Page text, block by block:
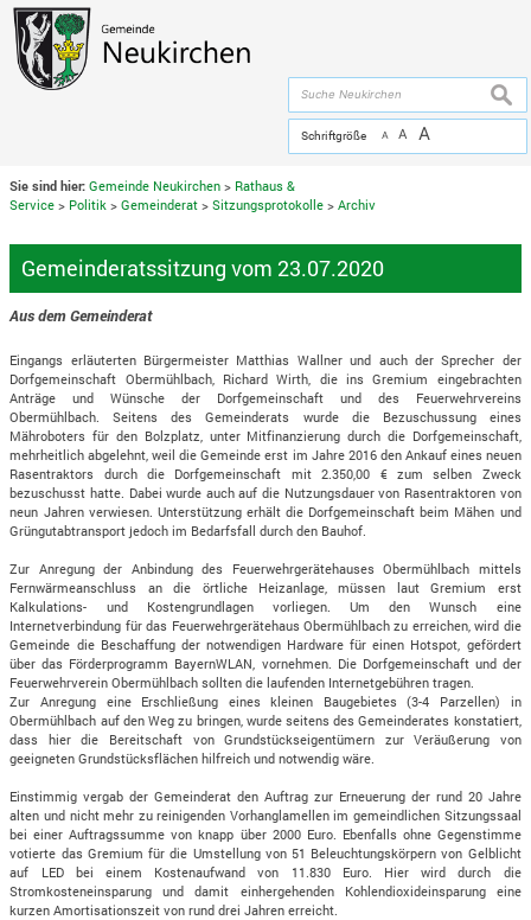
Zum Inhalt,zur Navigation
Schriftgröße A A A
Sie sind hier: Gemeinde Neukirchen > Rathaus &
Service > Politik >Gemeinderat >Sitzungsprotokolle >Archiv
Gemeinderatssitzung vom 23.07.2020
Aus dem Gemeinderat
Eingangs erläuterten Bürgermeister Matthias Wallner und auch der Sprecher der
Dorfgemeinschaft Obermühlbach, Richard Wirth, die ins Gremium eingebrachten
Anträge und Wünsche der Dorfgemeinschaft und des Feuerwehrvereins
Obermühlbach. Seitens des Gemeinderats wurde die Bezuschussung eines
Mähroboters für den Bolzplatz, unter Mitfinanzierung durch die Dorfgemeinschaft,
mehrheitlich abgelehnt, weil die Gemeinde erst im Jahre 2016 den Ankauf eines neuen
Rasentraktors durch die Dorfgemeinschaft mit 2.350,00 € zum selben Zweck
bezuschusst hatte. Dabei wurde auch auf die Nutzungsdauer von Rasentraktoren von
neun Jahren verwiesen. Unterstützung erhält die Dorfgemeinschaft beim Mähen und
Grüngutabtransport jedoch im Bedarfsfall durch den Bauhof.
Zur Anregung der Anbindung des Feuerwehrgerätehauses Obermühlbach mittels
Fernwärmeanschluss an die örtliche Heizanlage, müssen laut Gremium erst
Kalkulations- und Kostengrundlagen vorliegen. Um den Wunsch eine
Internetverbindung für das Feuerwehrgerätehaus Obermühlbach zu erreichen, wird die
Gemeinde die Beschaffung der notwendigen Hardware für einen Hotspot, gefördert
über das Förderprogramm BayernWLAN, vornehmen. Die Dorfgemeinschaft und der
Feuerwehrverein Obermühlbach sollten die laufenden Internetgebühren tragen.
Zur Anregung eine Erschließung eines kleinen Baugebietes (3-4 Parzellen) in
Obermühlbach auf den Weg zu bringen, wurde seitens des Gemeinderates konstatiert,
dass hier die Bereitschaft von Grundstückseigentümern zur Veräußerung von
geeigneten Grundstücksflächen hilfreich und notwendig wäre.
Einstimmig vergab der Gemeinderat den Auftrag zur Erneuerung der rund 20 Jahre
alten und nicht mehr zu reinigenden Vorhanglamellen im gemeindlichen Sitzungssaal
bei einer Auftragssumme von knapp über 2000 Euro. Ebenfalls ohne Gegenstimme
votierte das Gremium für die Umstellung von 51 Beleuchtungskörpern von Gelblicht
auf LED bei einem Kostenaufwand von 11.830 Euro. Hier wird durch die
Stromkosteneinsparung und damit einhergehenden Kohlendioxideinsparung eine
kurzen Amortisationszeit von rund drei Jahren erreicht.